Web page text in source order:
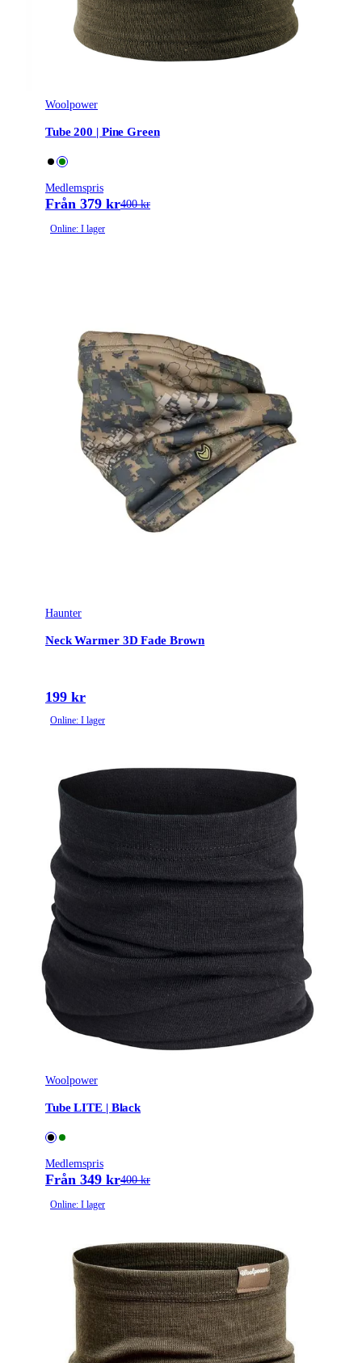
Woolpower
Tube 200 | Pine Green
Medlemspris
Från 379 kr400 kr
Online: I lager
Haunter
Neck Warmer 3D Fade Brown
199 kr
Online: I lager
Woolpower
Tube LITE | Black
Medlemspris
Från 349 kr400 kr
Online: I lager